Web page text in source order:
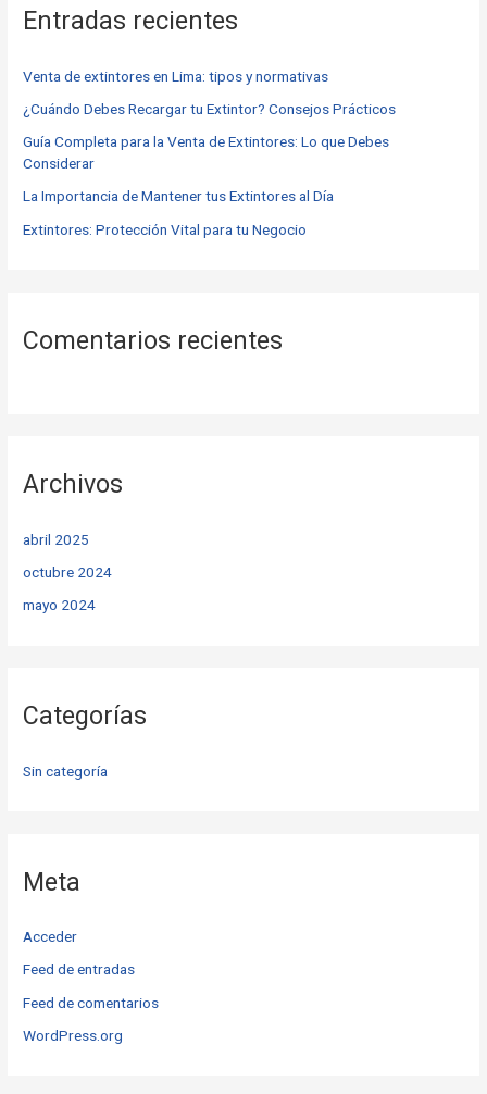
a
p
o
r
:
Entradas recientes
Venta de extintores en Lima: tipos y normativas
¿Cuándo Debes Recargar tu Extintor? Consejos Prácticos
Guía Completa para la Venta de Extintores: Lo que Debes
Considerar
La Importancia de Mantener tus Extintores al Día
Extintores: Protección Vital para tu Negocio
Comentarios recientes
Archivos
abril 2025
octubre 2024
mayo 2024
Categorías
Sin categoría
Meta
Acceder
Feed de entradas
Feed de comentarios
WordPress.org